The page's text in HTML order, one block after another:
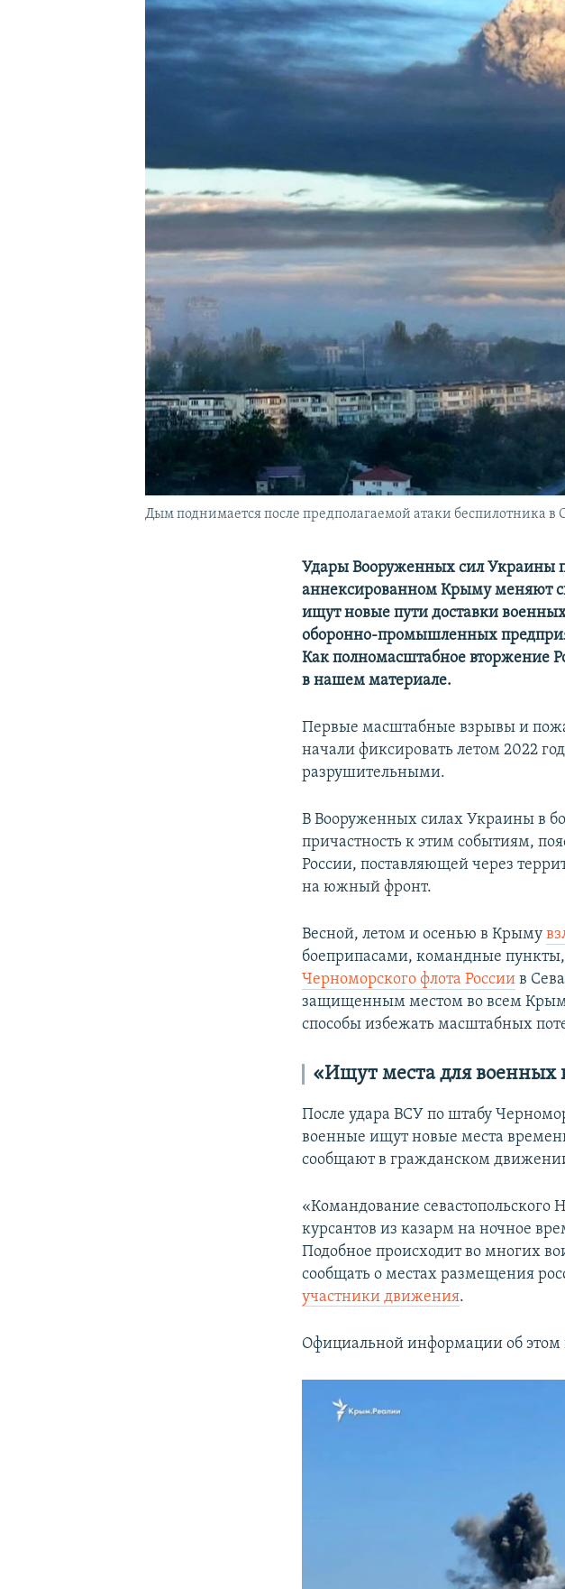
Дым поднимается после предполагаемой атаки беспилотника в
Удары Вооруженных сил Украины
аннексированном Крыму меняют
ищут новые пути доставки
оборонно-промышленных
Как полномасштабное вторжение
в нашем материале.
Первые масштабные взрывы и
начали фиксировать летом 2022
разрушительными.
В Вооруженных силах Украины в
причастность к этим событиям,
России, поставляющей через
на южный фронт.
Весной, летом и осенью в Крыму
боеприпасами, командные
Черноморского флота России в
защищенным местом во всем
способы избежать масштабных
«Ищут места для военных
После удара ВСУ по штабу
военные ищут новые места
сообщают в гражданском
«Командование севастопольского
курсантов из казарм на ночное
Подобное происходит во многих
сообщать о местах размещения
участники движения.
Официальной информации об этом